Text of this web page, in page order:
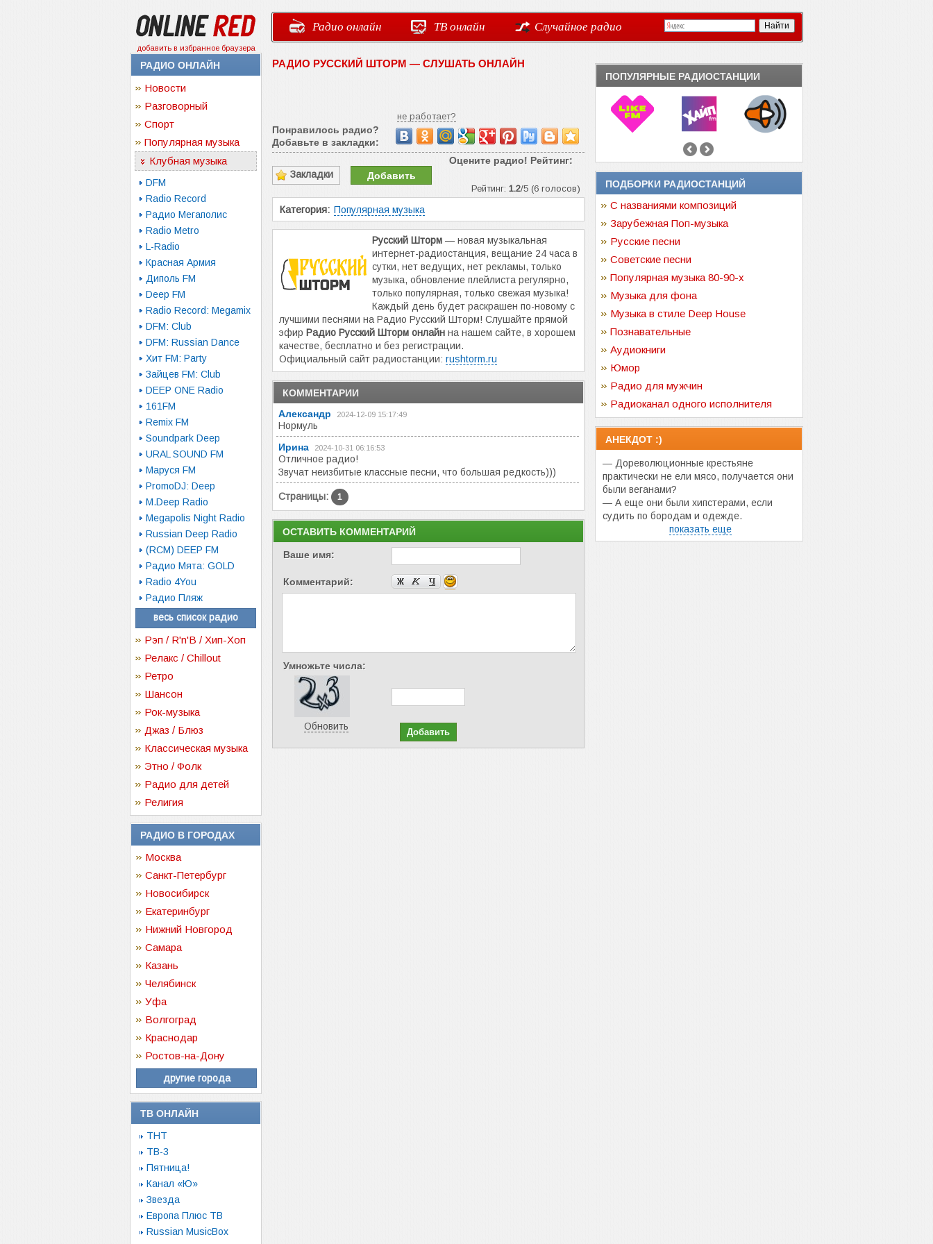
добавить в избранное браузера
Радио онлайн ТВ онлайн Случайное радио
РАДИО ОНЛАЙН
Новости
Разговорный
Спорт
Популярная музыка
Клубная музыка
DFM
Radio Record
Радио Мегаполис
Radio Metro
L-Radio
Красная Армия
Диполь FM
Deep FM
Radio Record: Megamix
DFM: Club
DFM: Russian Dance
Хит FM: Party
Зайцев FM: Club
DEEP ONE Radio
161FM
Remix FM
Soundpark Deep
URAL SOUND FM
Маруся FM
PromoDJ: Deep
M.Deep Radio
Megapolis Night Radio
Russian Deep Radio
(RCM) DEEP FM
Радио Мята: GOLD
Radio 4You
Радио Пляж
весь список радио
Рэп / R'n'B / Хип-Хоп
Релакс / Chillout
Ретро
Шансон
Рок-музыка
Джаз / Блюз
Классическая музыка
Этно / Фолк
Радио для детей
Религия
РАДИО В ГОРОДАХ
Москва
Санкт-Петербург
Новосибирск
Екатеринбург
Нижний Новгород
Самара
Казань
Челябинск
Уфа
Волгоград
Краснодар
Ростов-на-Дону
другие города
ТВ ОНЛАЙН
ТНТ
ТВ-3
Пятница!
Канал «Ю»
Звезда
Европа Плюс ТВ
Russian MusicBox
РАДИО РУССКИЙ ШТОРМ — СЛУШАТЬ ОНЛАЙН
не работает?
Понравилось радио?
Добавьте в закладки:
Оцените радио! Рейтинг:
Рейтинг: 1.2/5 (6 голосов)
Закладки Добавить
Категория: Популярная музыка
Русский Шторм — новая музыкальная
интернет-радиостанция, вещание 24 часа в
сутки, нет ведущих, нет рекламы, только
музыка, обновление плейлиста регулярно,
только популярная, только свежая музыка!
Каждый день будет раскрашен по-новому с
лучшими песнями на Радио Русский Шторм! Слушайте прямой
эфир Радио Русский Шторм онлайн на нашем сайте, в хорошем
качестве, бесплатно и без регистрации.
Официальный сайт радиостанции: rushtorm.ru
КОММЕНТАРИИ
Александр
2024-12-09 15:17:49
Нормуль
Ирина
2024-10-31 06:16:53
Отличное радио!
Звучат неизбитые классные песни, что большая редкость)))
Страницы: 1
ОСТАВИТЬ КОММЕНТАРИЙ
Ваше имя:
Комментарий:
Умножьте числа:
Обновить
ПОПУЛЯРНЫЕ РАДИОСТАНЦИИ
ПОДБОРКИ РАДИОСТАНЦИЙ
С названиями композиций
Зарубежная Поп-музыка
Русские песни
Советские песни
Популярная музыка 80-90-х
Музыка для фона
Музыка в стиле Deep House
Познавательные
Аудиокниги
Юмор
Радио для мужчин
Радиоканал одного исполнителя
АНЕКДОТ :)
— Дореволюционные крестьяне
практически не ели мясо, получается они
были веганами?
— А еще они были хипстерами, если
судить по бородам и одежде.
показать еще